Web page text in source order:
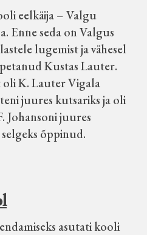
eelkäija – Valgu
Enne seda on Valgus
lugemist ja vähesel
Kustas Lauter.
K. Lauter Vigala
juures kutsariks ja oli
Johansoni juures
õppinud.
asutati kooli